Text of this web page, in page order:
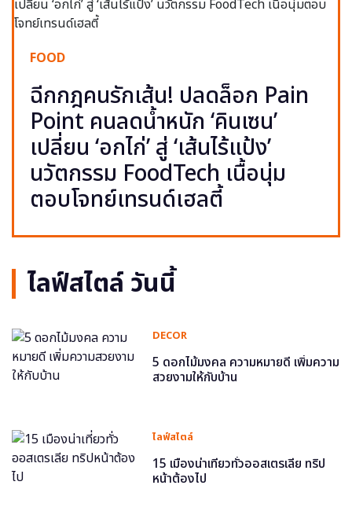
FOOD
ฉีกกฎคนรักเส้น! ปลดล็อก Pain
Point คนลดน้ำหนัก ‘คินเซน’
เปลี่ยน ‘อกไก่’ สู่ ‘เส้นไร้แป้ง’
นวัตกรรม FoodTech เนื้อนุ่ม
ตอบโจทย์เทรนด์เฮลตี้
ไลฟ์สไตล์ วันนี้
DECOR
5 ดอกไม้มงคล ความหมายดี เพิ่มความ
สวยงามให้กับบ้าน
ไลฟ์สไตล์
15 เมืองน่าเที่ยวทั่วออสเตรเลีย ทริป
หน้าต้องไป